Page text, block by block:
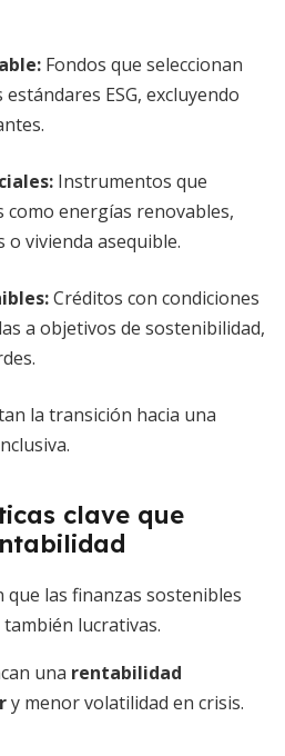
: Fondos que seleccionan
ESG, excluyendo
: Instrumentos que
como energías renovables,
vivienda asequible.
:Créditos con condiciones
a objetivos de sostenibilidad,
la transición hacia una
clave que
las finanzas sostenibles
lucrativas.
una rentabilidad
y menor volatilidad en crisis.